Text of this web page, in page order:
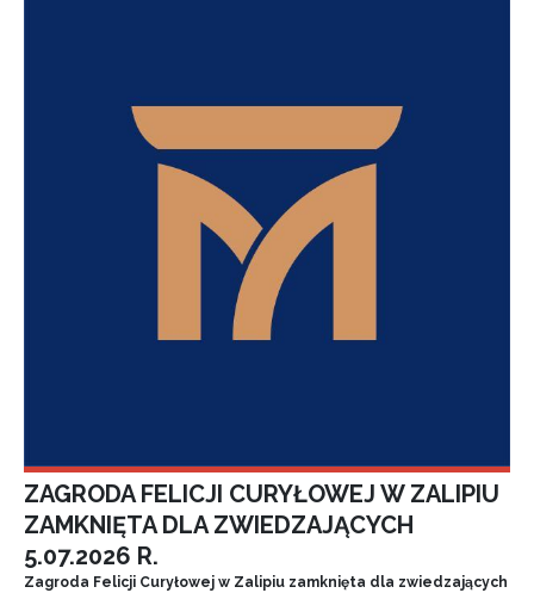
ZAGRODA FELICJI CURYŁOWEJ W ZALIPIU
ZAMKNIĘTA DLA ZWIEDZAJĄCYCH
5.07.2026 R.
Zagroda Felicji Curyłowej w Zalipiu zamknięta dla zwiedzających